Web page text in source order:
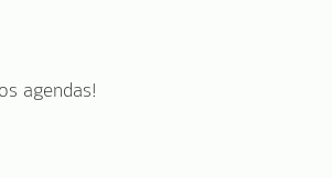
agendas!